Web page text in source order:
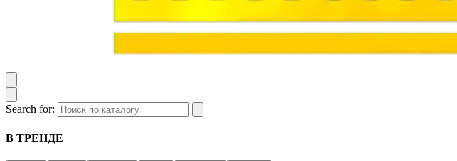
Search for:
В ТРЕНДЕ